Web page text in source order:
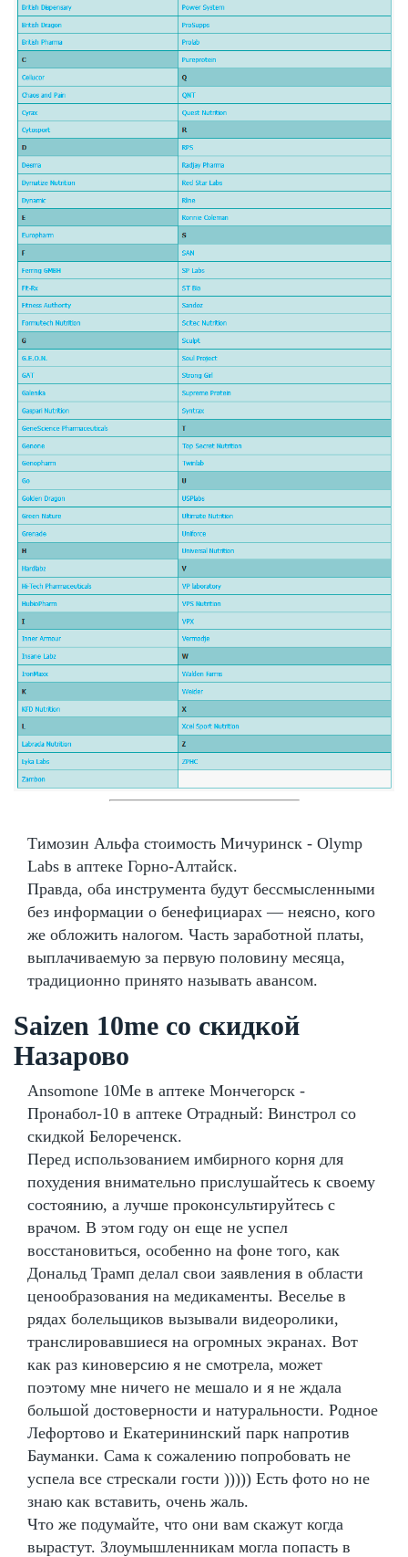
Tимозин Альфа стоимость Мичуринск - Olymp
Labs в аптеке Горно-Алтайск.
Правда, оба инструмента будут бессмысленными
без информации о бенефициарах — неясно, кого
же обложить налогом. Часть заработной платы,
выплачиваемую за первую половину месяца,
традиционно принято называть авансом.
Saizen 10me со скидкой
Назарово
Ansomone 10Me в аптеке Мончегорск -
Пронабол-10 в аптеке Отрадный: Винстрол со
скидкой Белореченск.
Перед использованием имбирного корня для
похудения внимательно прислушайтесь к своему
состоянию, а лучше проконсультируйтесь с
врачом. В этом году он еще не успел
восстановиться, особенно на фоне того, как
Дональд Трамп делал свои заявления в области
ценообразования на медикаменты. Веселье в
рядах болельщиков вызывали видеоролики,
транслировавшиеся на огромных экранах. Вот
как раз киноверсию я не смотрела, может
поэтому мне ничего не мешало и я не ждала
большой достоверности и натуральности. Родное
Лефортово и Екатерининский парк напротив
Бауманки. Сама к сожалению попробовать не
успела все стрескали гости ))))) Есть фото но не
знаю как вставить, очень жаль.
Что же подумайте, что они вам скажут когда
вырастут. Злоумышленникам могла попасть в